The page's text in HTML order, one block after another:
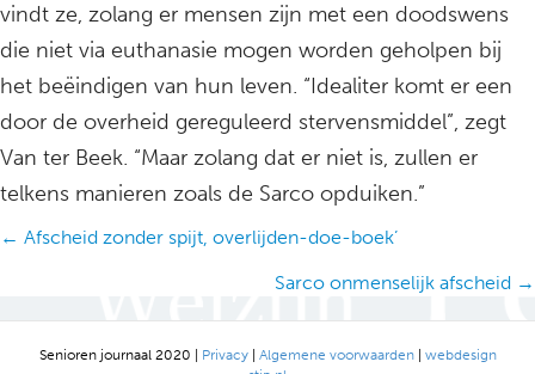
vindt ze, zolang er mensen zijn met een doodswens
die niet via euthanasie mogen worden geholpen bij
het beëindigen van hun leven. “Idealiter komt er een
door de overheid gereguleerd stervensmiddel”, zegt
Van ter Beek. “Maar zolang dat er niet is, zullen er
telkens manieren zoals de Sarco opduiken.”
Posts
← Afscheid zonder spijt, overlijden-doe-boek’
Sarco onmenselijk afscheid →
Senioren journaal 2020 | Privacy| Algemene voorwaarden| webdesign